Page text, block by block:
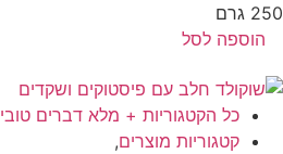
גרם
הוספה לסל
כל הקטגוריות + מלא דברים טובים
קטגוריות מוצרים,